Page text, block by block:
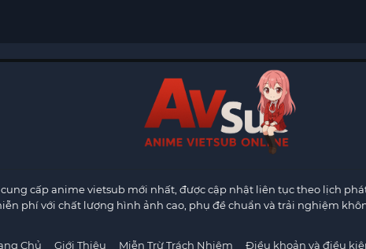
cấp anime vietsub mới nhất, được cập nhật liên tục theo lịch
phí với chất lượng hình ảnh cao, phụ đề chuẩn và trải nghiệm
Chủ Giới Thiệu Miễn Trừ Trách Nhiệm Điều khoản và điều